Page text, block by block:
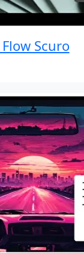
Scuro